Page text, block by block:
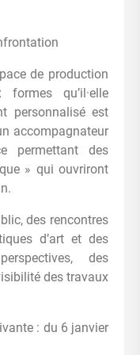
de production
qu’il·elle
personnalisé est
accompagnateur
permettant des
» qui ouvriront
des rencontres
d’art et des
des
des travaux
: du 6 janvier